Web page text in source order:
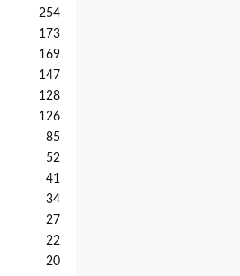
254
173
169
147
128
126
85
52
41
34
27
22
20